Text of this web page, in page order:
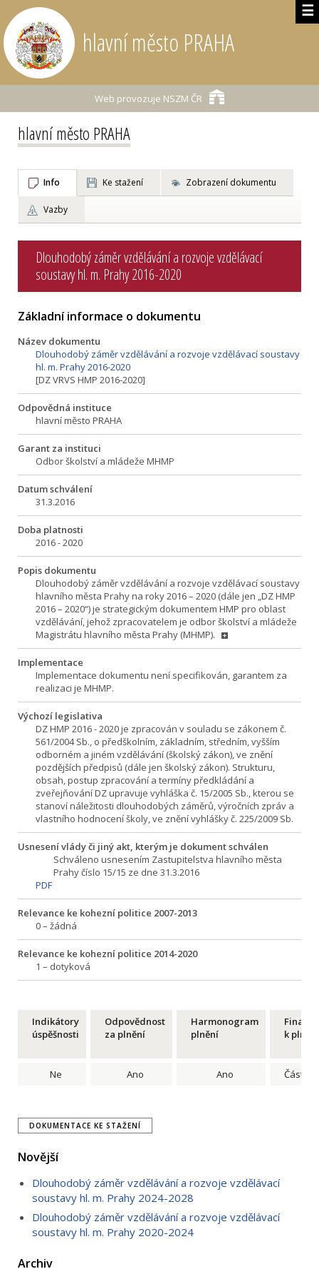
☰
hlavní město PRAHA
Web provozuje NSZM ČR
hlavní město PRAHA
Info Ke stažení Zobrazení dokumentu
Vazby
Dlouhodobý záměr vzdělávání a rozvoje vzdělávací
soustavy hl. m. Prahy 2016-2020
Základní informace o dokumentu
Název dokumentu
Dlouhodobý záměr vzdělávání a rozvoje vzdělávací soustavy
hl. m. Prahy 2016-2020
[DZ VRVS HMP 2016-2020]
Odpovědná instituce
hlavní město PRAHA
Garant za instituci
Odbor školství a mládeže MHMP
Datum schválení
31.3.2016
Doba platnosti
2016 - 2020
Popis dokumentu
Dlouhodobý záměr vzdělávání a rozvoje vzdělávací soustavy
hlavního města Prahy na roky 2016 – 2020 (dále jen „DZ HMP
2016 – 2020“) je strategickým dokumentem HMP pro oblast
vzdělávání, jehož zpracovatelem je odbor školství a mládeže
Magistrátu hlavního města Prahy (MHMP).
Implementace
Implementace dokumentu není specifikován, garantem za
realizaci je MHMP.
Výchozí legislativa
DZ HMP 2016 - 2020 je zpracován v souladu se zákonem č.
561/2004 Sb., o předškolním, základním, středním, vyšším
odborném a jiném vzdělávání (školský zákon), ve znění
pozdějších předpisů (dále jen školský zákon). Strukturu,
obsah, postup zpracování a termíny předkládání a
zveřejňování DZ upravuje vyhláška č. 15/2005 Sb., kterou se
stanoví náležitosti dlouhodobých záměrů, výročních zpráv a
vlastního hodnocení školy, ve znění vyhlášky č. 225/2009 Sb.
Usnesení vlády či jiný akt, kterým je dokument schválen
Schváleno usnesením Zastupitelstva hlavního města
Prahy číslo 15/15 ze dne 31.3.2016
PDF
Relevance ke kohezní politice 2007-2013
0 – žádná
Relevance ke kohezní politice 2014-2020
1 – dotyková
Indikátory
úspěšnosti
Odpovědnost
za plnění
Harmonogram
plnění
Finance
k plnění
Ne Ano Ano
DOKUMENTACE KE STAŽENÍ
Novější
Dlouhodobý záměr vzdělávání a rozvoje vzdělávací
soustavy hl. m. Prahy 2024-2028
Dlouhodobý záměr vzdělávání a rozvoje vzdělávací
soustavy hl. m. Prahy 2020-2024
Archiv